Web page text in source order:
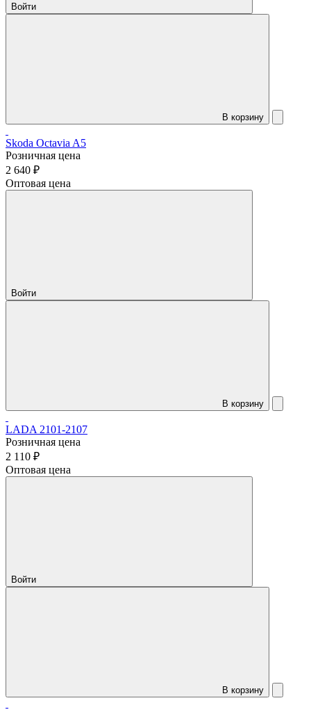
Войти
В корзину
Skoda Octavia A5
Розничная цена
2 640 ₽
Оптовая цена
Войти
В корзину
LADA 2101-2107
Розничная цена
2 110 ₽
Оптовая цена
Войти
В корзину